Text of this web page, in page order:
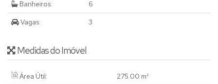
Banheiros: 6
Vagas: 3
Medidas do Imóvel
Área Útil: 275.00 m²